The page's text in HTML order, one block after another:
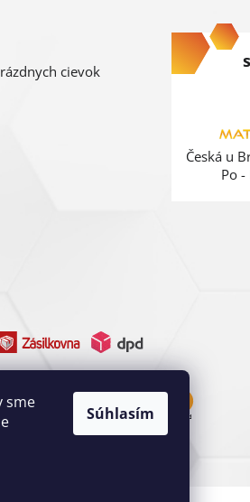
sme
Súhlasím
cievok
Česká u
Po